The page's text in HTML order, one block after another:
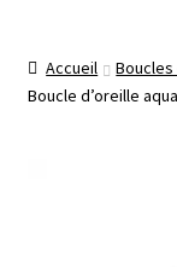
Boucles d’Oreilles
Accueil
Boucle d’oreille